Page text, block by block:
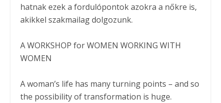
hatnak ezek a fordulópontok azokra a nőkre is,
akikkel szakmailag dolgozunk.
A WORKSHOP for WOMEN WORKING WITH
WOMEN
A woman’s life has many turning points – and so
the possibility of transformation is huge.